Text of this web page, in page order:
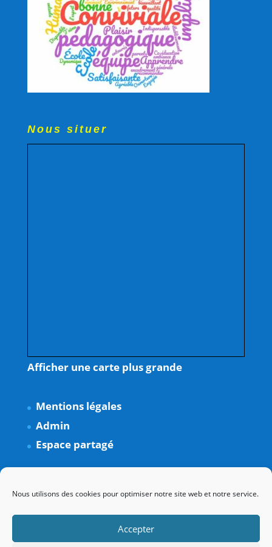
Nous utilisons des cookies pour optimiser notre site web et notre service.
Accepter
Nous situer
Afficher une carte plus grande
Mentions légales
Admin
Espace partagé